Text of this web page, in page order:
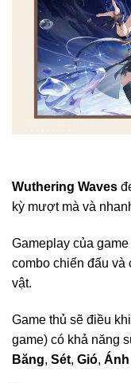
Wuthering Waves
kỳ mượt mà và
Gameplay của
combo chiến đấu và
vật.
Game thủ sẽ điều
game) có khả năng
Băng, Sét, Gió, Ánh